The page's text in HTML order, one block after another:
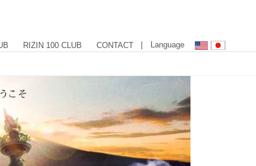
RIZIN 100 CLUB CONTACT | Language